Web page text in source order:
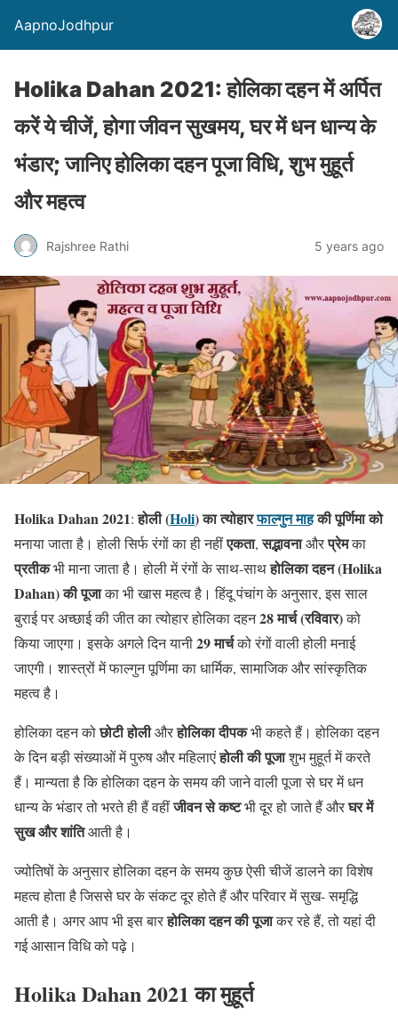
AapnoJodhpur
Holika Dahan 2021: होलिका दहन में अर्पित
करें ये चीजें, होगा जीवन सुखमय, घर में धन धान्य के
भंडार; जानिए होलिका दहन पूजा विधि, शुभ मुहूर्त
और महत्व
Rajshree Rathi 5 years ago
Holika Dahan 2021:होली (Holi) का त्योहारफाल्गुन माहकी पूर्णिमा को
मनाया जाता है। होली सिर्फ रंगों का ही नहींएकता,सद्भावनाऔरप्रेमका
प्रतीकभी माना जाता है। होली में रंगों के साथ-साथहोलिका दहन (Holika
Dahan) की पूजाका भी खास महत्व है। हिंदू पंचांग के अनुसार, इस साल
बुराई पर अच्छाई की जीत का त्योहार होलिका दहन28 मार्च (रविवार)को
किया जाएगा। इसके अगले दिन यानी29 मार्चको रंगों वाली होली मनाई
जाएगी। शास्त्रों में फाल्गुन पूर्णिमा का धार्मिक, सामाजिक और सांस्कृतिक
महत्व है।
होलिका दहन कोछोटी होलीऔरहोलिका दीपकभी कहते हैं। होलिका दहन
के दिन बड़ी संख्याओं में पुरुष और महिलाएंहोली की पूजाशुभ मुहूर्त में करते
हैं। मान्यता है कि होलिका दहन के समय की जाने वाली पूजा से घर में धन
धान्य के भंडार तो भरते ही हैं वहींजीवन से कष्टभी दूर हो जाते हैं औरघर में
सुख और शांतिआती है।
ज्योतिषों के अनुसार होलिका दहन के समय कुछ ऐसी चीजें डालने का विशेष
महत्व होता है जिससे घर के संकट दूर होते हैं और परिवार में सुख- समृद्धि
आती है। अगर आप भी इस बारहोलिका दहन की पूजाकर रहे हैं, तो यहां दी
गई आसान विधि को पढ़े।
Holika Dahan 2021 का मुहूर्त